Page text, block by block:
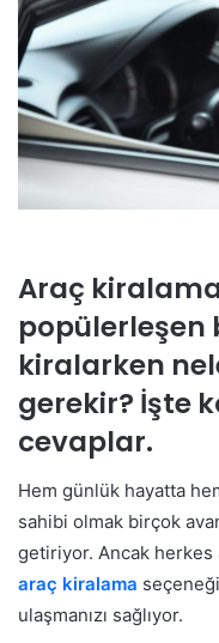
Araç
popülerleşen
kiralarken
gerekir? İşte
cevaplar.
Hem günlük hayatta
sahibi olmak birçok
getiriyor. Ancak herkes
araç kiralama
ulaşmanızı sağlıyor.